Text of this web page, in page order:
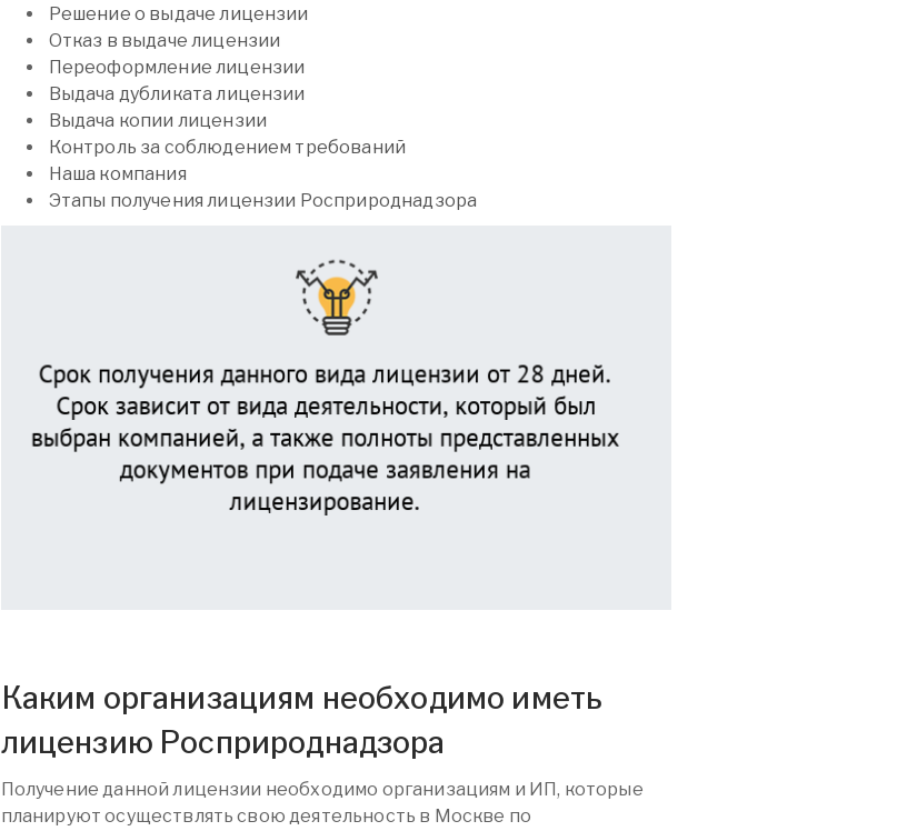
Решение о выдаче лицензии
Отказ в выдаче лицензии
Переоформление лицензии
Выдача дубликата лицензии
Выдача копии лицензии
Контроль за соблюдением требований
Наша компания
Этапы получения лицензии Росприроднадзора
Каким организациям необходимо иметь
лицензию Росприроднадзора
Получение данной лицензии необходимо организациям и ИП, которые
планируют осуществлять свою деятельность в Москве по